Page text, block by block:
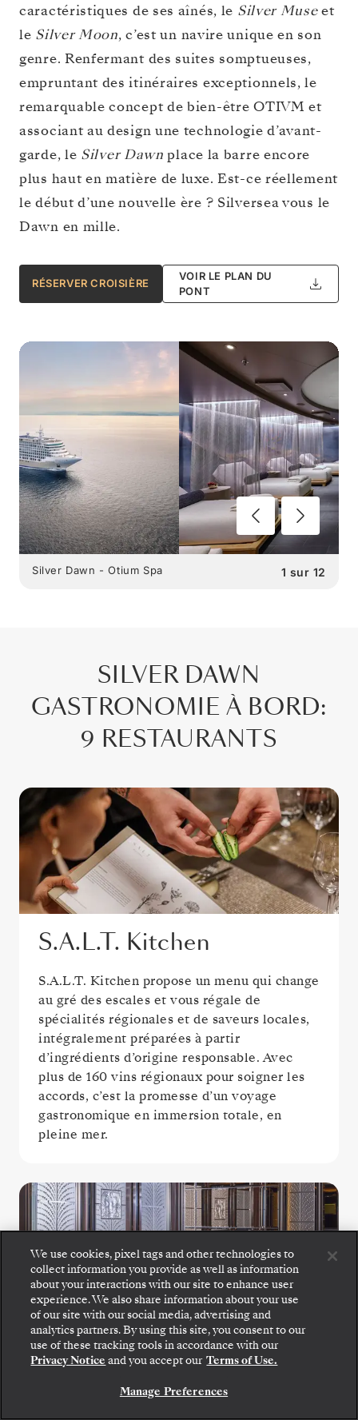
caractéristiques de ses aînés, le Silver Museet
le Silver Moon, c’est un navire unique en son
genre. Renfermant des suites somptueuses,
empruntant des itinéraires exceptionnels, le
remarquable concept de bien-être OTIVM et
associant au design une technologie d’avant-
garde, le Silver Dawn place la barre encore
plus haut en matière de luxe. Est-ce réellement
le début d’une nouvelle ère ? Silversea vous le
Dawn en mille.
RÉSERVER CROISIÈRE
VOIR LE PLAN DU
PONT
1 sur 12
Silver Dawn - Otium Spa
SILVER DAWN
GASTRONOMIE À BORD:
9 RESTAURANTS
S.A.L.T. Kitchen
S.A.L.T. Kitchen propose un menu qui change
au gré des escales et vous régale de
spécialités régionales et de saveurs locales,
intégralement préparées à partir
d’ingrédients d’origine responsable. Avec
plus de 160 vins régionaux pour soigner les
accords, c’est la promesse d’un voyage
gastronomique en immersion totale, en
pleine mer.
La Dame
française à La Dame, où des menus
dégustation exquis mettent en lumière une
Montez à bord : choisissez votre suite et consultez
les tarifs et les prestations incluses avant de
confirmer votre voyage avec Silversea en toute
sécurité.
RÉSERVEZ VOTRE SUITE
We use cookies, pixel tags and other technologies to
collect information you provide as well as information
about your interactions with our site to enhance user
experience. We also share information about your use
of our site with our social media, advertising and
analytics partners. By using this site, you consent to our
use of these tracking tools in accordance with our
Privacy Notice and you accept our Terms of Use.
Manage Preferences